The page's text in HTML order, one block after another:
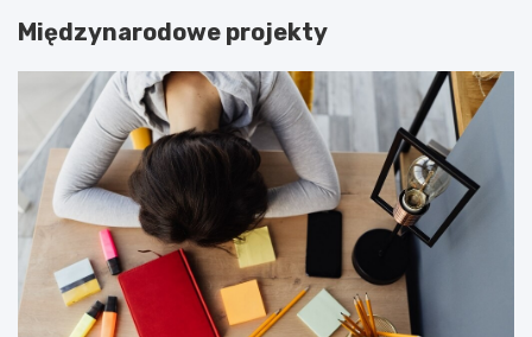
Międzynarodowe projekty